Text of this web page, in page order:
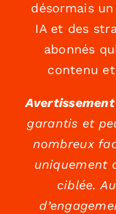
désormais
IA et des
abonnés
contenu
garantis et
nombreux
uniquement
ciblée.